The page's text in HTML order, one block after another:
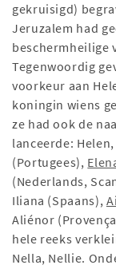
gekruisigd)
Jeruzalem had
beschermheilige
Tegenwoordig
voorkeur aan
koningin wiens
ze had ook de
lanceerde: Helen,
(Portugees),
(Nederlands,
Iliana (Spaans),
Aliénor
hele reeks
Nella, Nellie.